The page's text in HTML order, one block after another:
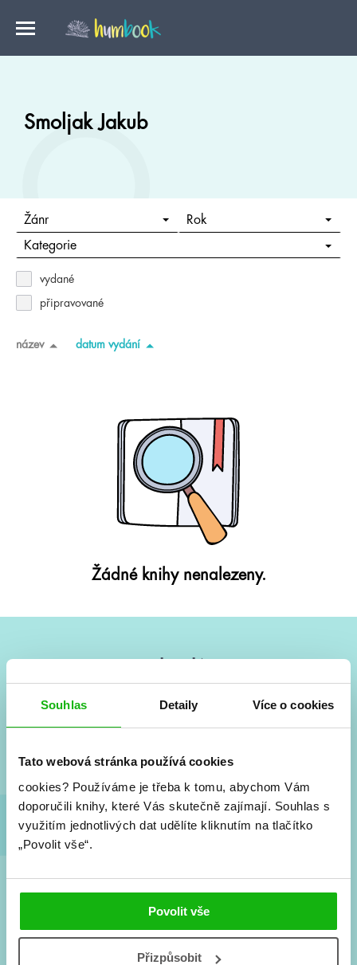
Souhlas Detaily Více o cookies
Tato webová stránka používá cookies
cookies? Používáme je třeba k tomu, abychom Vám
doporučili knihy, které Vás skutečně zajímají. Souhlas s
využitím jednotlivých dat udělíte kliknutím na tlačítko
„Povolit vše“.
Povolit vše
Přizpůsobit
Smoljak Jakub
Žánr Rok
Kategorie
vydané
připravované
název datum vydání
Žádné knihy nenalezeny.
Vše kolem #youngadult každý měsíc rovnou do mailu!
a seriálové adaptace a další.
Souhlasím spodmínkami zpracování osobních údajů
Tvá e-mailová adresa je u nás v bezpečí. Přečti si